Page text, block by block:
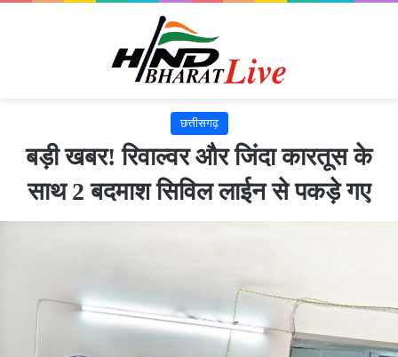
छत्तीसगढ़
बड़ी खबर! रिवाल्वर और जिंदा कारतूस के
साथ 2 बदमाश सिविल लाईन से पकड़े गए